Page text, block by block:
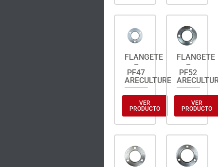
FLANGETE
–
PF47
ARECULTURE
VER
PRODUCTO
FLANGETE
–
PF52
VER
PRODUCTO